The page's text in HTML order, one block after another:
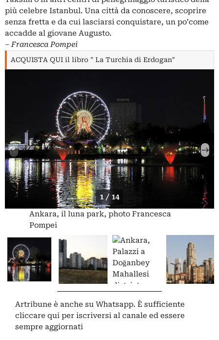
più celebre Istanbul. Una città da conoscere, scoprire
senza fretta e da cui lasciarsi conquistare, un po’come
accadde al giovane Augusto.
‒Francesca Pompei
ACQUISTA QUI il libro " La Turchia di Erdogan"
1 / 14
Ankara, il luna park, photo Francesca
Pompei
Artribune è anche su Whatsapp. È sufficiente
cliccare qui per iscriversi al canale ed essere
sempre aggiornati